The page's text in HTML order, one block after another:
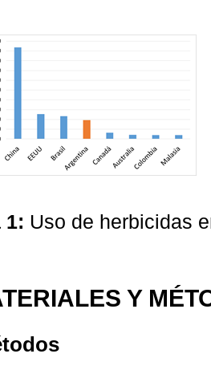
1: Uso de herbicidas
Y